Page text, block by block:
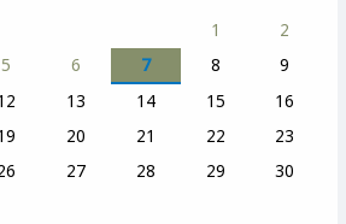
1
2
5 6 7 8
9
13 14 15
16
20 21 22
23
27 28 29
30